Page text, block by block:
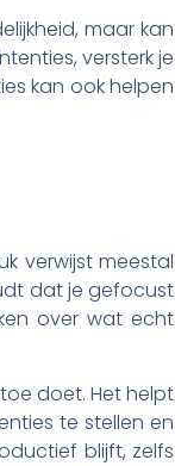
maar kan
versterk je
kan ook helpen
verwijst meestal
dat je gefocust
over wat echt
doet. Het helpt
te stellen en
blijft, zelfs